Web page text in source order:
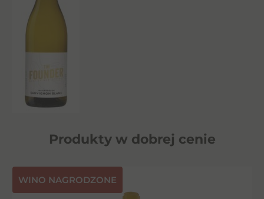
Produkty w dobrej cenie
⁠WINO NAGRODZONE